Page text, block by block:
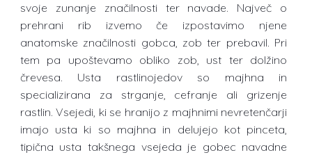
svoje zunanje značilnosti ter navade. Največ o
prehrani rib izvemo če izpostavimo njene
anatomske značilnosti gobca, zob ter prebavil. Pri
tem pa upoštevamo obliko zob, ust ter dolžino
črevesa. Usta rastlinojedov so majhna in
specializirana za strganje, cefranje ali grizenje
rastlin. Vsejedi, ki se hranijo z majhnimi nevretenčarji
imajo usta ki so majhna in delujejo kot pinceta,
tipična usta takšnega vsejeda je gobec navadne